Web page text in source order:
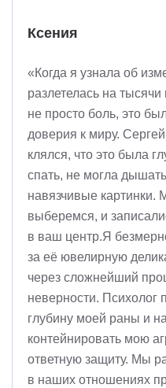
Ксения
«Когда я узнала об
разлетелась на
не просто боль, это
доверия к миру.
клялся, что это была
спать, не могла
навязчивые
выберемся, и
в ваш центр.Я
за её ювелирную
через сложнейший
неверности. Психолог
глубину моей раны и
контейнировать мою
ответную защиту. Мы
в наших отношениях